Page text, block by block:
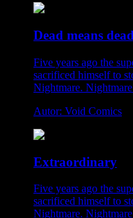
Dead means dead
Five years ago the
sacrificed himself to
Nightmare.
Autor: Void Comics
Extraordinary
Five years ago the
sacrificed himself to
Nightmare.